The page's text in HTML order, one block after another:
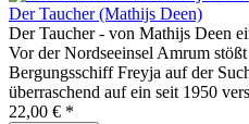
Der Taucher (Mathijs Deen)
Der Taucher - von Mathijs Deen
Vor der Nordseeinsel Amrum
Bergungsschiff Freyja auf der
überraschend auf ein seit 1950
22,00 € *